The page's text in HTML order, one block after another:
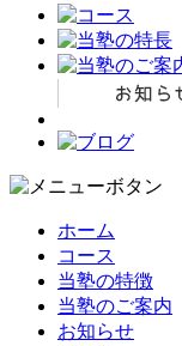
ホーム
コース
当塾の特徴
当塾のご案内
お知らせ